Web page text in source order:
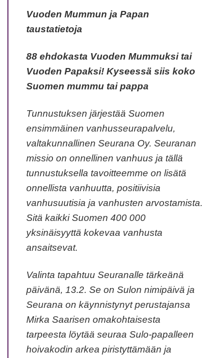
Vuoden Mummun ja Papan
taustatietoja
88 ehdokasta Vuoden Mummuksi tai
Vuoden Papaksi! Kyseessä siis koko
Suomen mummu tai pappa
Tunnustuksen järjestää Suomen
ensimmäinen vanhusseurapalvelu,
valtakunnallinen Seurana Oy. Seuranan
missio on onnellinen vanhuus ja tällä
tunnustuksella tavoitteemme on lisätä
onnellista vanhuutta, positiivisia
vanhusuutisia ja vanhusten arvostamista.
Sitä kaikki Suomen 400 000
yksinäisyyttä kokevaa vanhusta
ansaitsevat.
Valinta tapahtuu Seuranalle tärkeänä
päivänä, 13.2. Se on Sulon nimipäivä ja
Seurana on käynnistynyt perustajansa
Mirka Saarisen omakohtaisesta
tarpeesta löytää seuraa Sulo-papalleen
hoivakodin arkea piristyttämään ja